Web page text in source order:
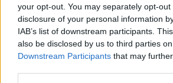
your opt-out. You may separately opt-
disclosure of your personal information
IAB’s list of downstream participants.
also be disclosed by us to third parties
Downstream Participants that may